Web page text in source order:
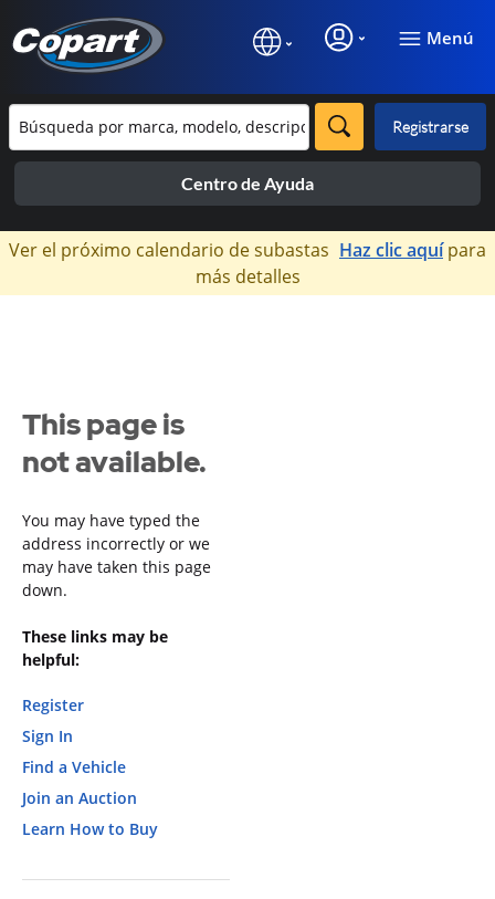
Menú
Registrarse
Centro de Ayuda
×
Ver el próximo calendario de subastas Haz clic aquípara
más detalles
This page is
not available.
You may have typed the
address incorrectly or we
may have taken this page
down.
These links may be
helpful:
Register
Sign In
Find a Vehicle
Join an Auction
Learn How to Buy